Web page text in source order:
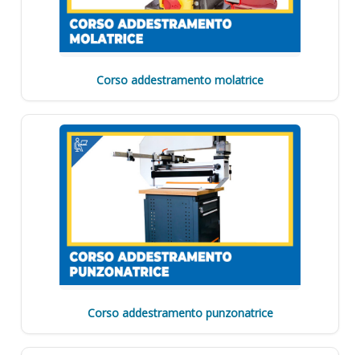
Corso addestramento molatrice
Corso addestramento punzonatrice